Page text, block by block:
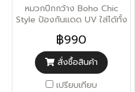
หมวกปีกกว้าง Boho Chic
Style ป้องกันแดด UV ใส่ได้ทั้ง
฿990
สั่งซื้อสินค้า
เปรียบเทียบ